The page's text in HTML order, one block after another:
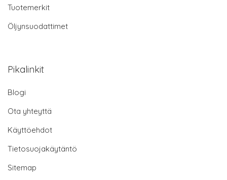
Tuotemerkit
Öljynsuodattimet
Pikalinkit
Blogi
Ota yhteyttä
Käyttöehdot
Tietosuojakäytäntö
Sitemap